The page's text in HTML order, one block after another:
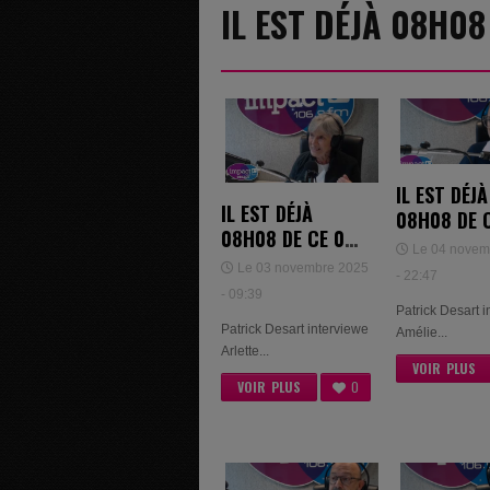
IL EST DÉJÀ
IL EST DÉJÀ
08H08 DE CE 03
NOVEMBRE 2025
- ARLETTE
ISABELLE COLIN
Le 03 novembre 2025
- 09:39
Patrick Desart interviewe
Arlette...
VOIR PLUS 0
IL EST DÉJÀ
08H08 DE
= AMÉLIE
Le 04
- 22:47
Patrick Desart
Amélie...
VOIR PLUS